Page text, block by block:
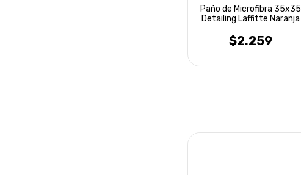
Paño de Microfibra 35x35
Detailing Laffitte Naranja
$2.259